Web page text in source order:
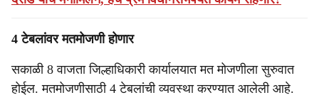
4 टेबलांवर मतमोजणी होणार
सकाळी 8 वाजता जिल्हाधिकारी कार्यालयात मत मोजणीला सुरुवात
होईल. मतमोजणीसाठी 4 टेबलांची व्यवस्था करण्यात आलेली आहे.